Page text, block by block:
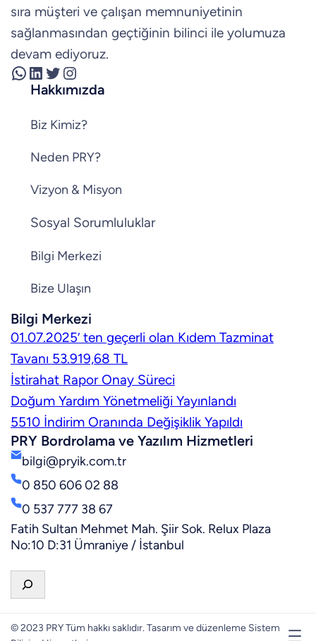
sıra müşteri ve çalışan memnuniyetinin
sağlanmasından geçtiğinin bilinci ile yolumuza
devam ediyoruz.
WhatsApp LinkedIn Twitter Instagram
Hakkımızda
Biz Kimiz?
Neden PRY?
Vizyon & Misyon
Sosyal Sorumluluklar
Bilgi Merkezi
Bize Ulaşın
Bilgi Merkezi
01.07.2025’ ten geçerli olan Kıdem Tazminat
Tavanı 53.919,68 TL
İstirahat Rapor Onay Süreci
Doğum Yardım Yönetmeliği Yayınlandı
5510 İndirim Oranında Değişiklik Yapıldı
PRY Bordrolama ve Yazılım Hizmetleri
bilgi@pryik.com.tr
0 850 606 02 88
0 537 777 38 67
Fatih Sultan Mehmet Mah. Şiir Sok. Relux Plaza
No:10 D:31 Ümraniye / İstanbul
r
© 2023 PRY Tüm hakkı saklıdır. Tasarım ve düzenleme Sistem